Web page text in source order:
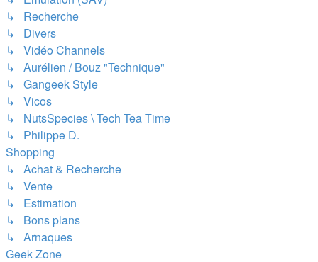
↳ Recherche
↳ Divers
↳ Vidéo Channels
↳ Aurélien / Bouz "Technique"
↳ Gangeek Style
↳ Vicos
↳ NutsSpecies \ Tech Tea Time
↳ Philippe D.
Shopping
↳ Achat & Recherche
↳ Vente
↳ Estimation
↳ Bons plans
↳ Arnaques
Geek Zone